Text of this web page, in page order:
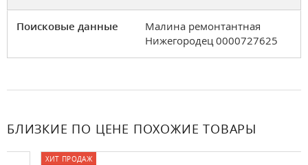
Поисковые данные
Малина ремонтантная
Нижегородец 0000727625
БЛИЗКИЕ ПО ЦЕНЕ ПОХОЖИЕ ТОВАРЫ
ХИТ ПРОДАЖ